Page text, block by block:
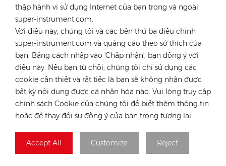
thập hành vi sử dụng Internet của bạn trong và ngoài
super-instrument.com.
Với điều này, chúng tôi và các bên thứ ba điều chỉnh
super-instrument.com và quảng cáo theo sở thích của
bạn. Bằng cách nhấp vào 'Chấp nhận', bạn đồng ý với
điều này. Nếu bạn từ chối, chúng tôi chỉ sử dụng các
cookie cần thiết và rất tiếc là bạn sẽ không nhận được
bất kỳ nội dung được cá nhân hóa nào. Vui lòng truy cập
chính sách Cookie của chúng tôi để biết thêm thông tin
hoặc để thay đổi sự đồng ý của bạn trong tương lai.
Accept All Customize Reject
THỂ LOẠI
SẢN PHẨM NỔI BẬT